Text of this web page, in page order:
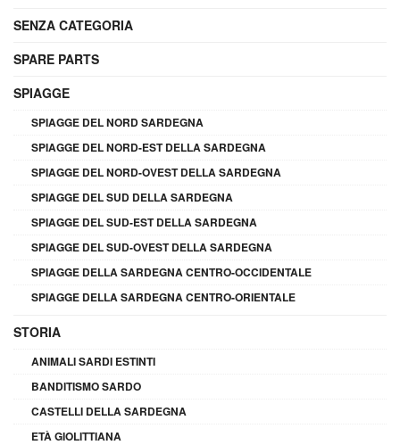
SENZA CATEGORIA
SPARE PARTS
SPIAGGE
SPIAGGE DEL NORD SARDEGNA
SPIAGGE DEL NORD-EST DELLA SARDEGNA
SPIAGGE DEL NORD-OVEST DELLA SARDEGNA
SPIAGGE DEL SUD DELLA SARDEGNA
SPIAGGE DEL SUD-EST DELLA SARDEGNA
SPIAGGE DEL SUD-OVEST DELLA SARDEGNA
SPIAGGE DELLA SARDEGNA CENTRO-OCCIDENTALE
SPIAGGE DELLA SARDEGNA CENTRO-ORIENTALE
STORIA
ANIMALI SARDI ESTINTI
BANDITISMO SARDO
CASTELLI DELLA SARDEGNA
ETÀ GIOLITTIANA